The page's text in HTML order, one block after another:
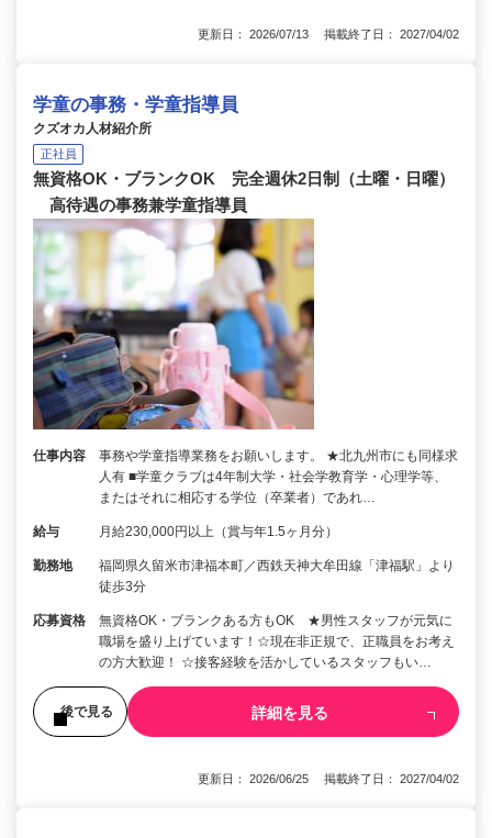
更新日： 2026/07/13 掲載終了日： 2027/04/02
学童の事務・学童指導員
クズオカ人材紹介所
正社員
無資格OK・ブランクOK 完全週休2日制（土曜・日曜）
高待遇の事務兼学童指導員
仕事内容
事務や学童指導業務をお願いします。 ★北九州市にも同様求
人有 ■学童クラブは4年制大学・社会学教育学・心理学等、
またはそれに相応する学位（卒業者）であれ…
給与 月給230,000円以上（賞与年1.5ヶ月分）
勤務地
福岡県久留米市津福本町／西鉄天神大牟田線「津福駅」より
徒歩3分
応募資格
無資格OK・ブランクある方もOK ★男性スタッフが元気に
職場を盛り上げています！☆現在非正規で、正職員をお考え
の方大歓迎！ ☆接客経験を活かしているスタッフもい…
後で見る 詳細を見る
更新日： 2026/06/25 掲載終了日： 2027/04/02